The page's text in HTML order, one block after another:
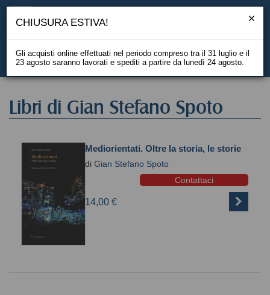
EN
Libri di Gian Stefano Spoto
Mediorientati. Oltre la storia, le storie
di Gian Stefano Spoto
Contattaci
14,00 €
CHIUSURA ESTIVA!
Gli acquisti online effettuati nel periodo compreso tra il 31 luglio e il
23 agosto saranno lavorati e spediti a partire da lunedì 24 agosto.